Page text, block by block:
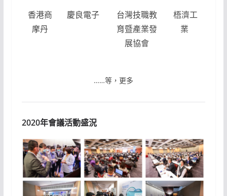
香港商
摩丹
慶良電子
台灣技職教
育暨產業發
展協會
梧濟工
業
……等，更多
2020年會議活動盛況